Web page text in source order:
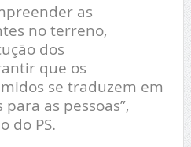
as
no terreno,
dos
que os
se traduzem em
as pessoas”,
do PS.